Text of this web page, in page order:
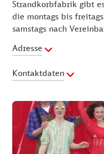
Strandkorbfabrik gibt
die montags bis
samstags nach
Adresse
Kontaktdaten
Fax:+4938378805535
E-Mail Adresse:
heringsdorf.de
Webseite:https://